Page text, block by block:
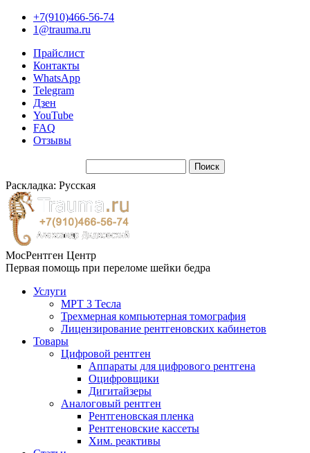
+7(910)466-56-74
1@trauma.ru
Прайслист
Контакты
WhatsApp
Telegram
Дзен
YouTube
FAQ
Отзывы
Раскладка: Русская
МосРентген Центр
Первая помощь при переломе шейки бедра
Услуги
МРТ 3 Тесла
Трехмерная компьютерная томография
Лицензирование рентгеновских кабинетов
Товары
Цифровой рентген
Аппараты для цифрового рентгена
Оцифровщики
Дигитайзеры
Аналоговый рентген
Рентгеновская пленка
Рентгеновские кассеты
Хим. реактивы